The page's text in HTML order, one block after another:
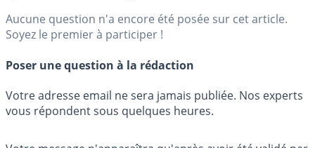
Aucune question n'a encore été posée sur cet article.
Soyez le premier à participer !
Poser une question à la rédaction
Votre adresse email ne sera jamais publiée. Nos experts
vous répondent sous quelques heures.